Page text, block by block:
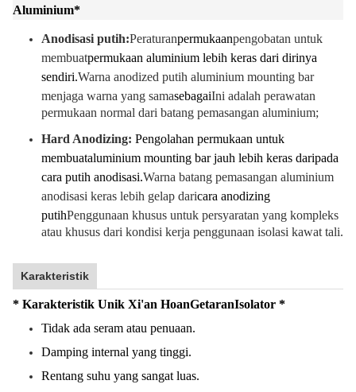
Aluminium*
Anodisasi putih:Peraturanpermukaanpengobatan untuk
membuatpermukaan aluminium lebih keras dari dirinya
sendiri.Warna anodized putih aluminium mounting bar
menjaga warna yang samasebagaiIni adalah perawatan
permukaan normal dari batang pemasangan aluminium;
Hard Anodizing: Pengolahan permukaan untuk
membuataluminium mounting bar jauh lebih keras daripada
cara putih anodisasi.Warna batang pemasangan aluminium
anodisasi keras lebih gelap daricara anodizing
putihPenggunaan khusus untuk persyaratan yang kompleks
atau khusus dari kondisi kerja penggunaan isolasi kawat tali.
Karakteristik
* Karakteristik Unik Xi'an HoanGetaranIsolator *
Tidak ada seram atau penuaan.
Damping internal yang tinggi.
Rentang suhu yang sangat luas.